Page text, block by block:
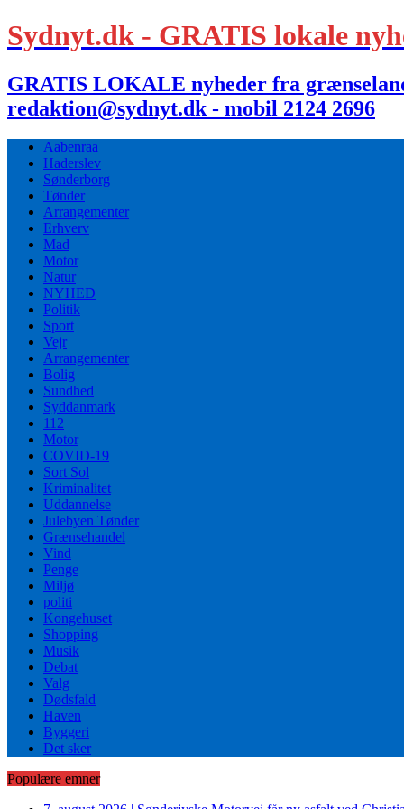
Sydnyt.dk - GRATIS lokale
GRATIS LOKALE nyheder fra
redaktion@sydnyt.dk - mobil 2124 2696
Aabenraa
Haderslev
Sønderborg
Tønder
Arrangementer
Erhverv
Mad
Motor
Natur
NYHED
Politik
Sport
Vejr
Arrangementer
Bolig
Sundhed
Syddanmark
112
Motor
COVID-19
Sort Sol
Kriminalitet
Uddannelse
Julebyen Tønder
Grænsehandel
Vind
Penge
Miljø
politi
Kongehuset
Shopping
Musik
Debat
Valg
Dødsfald
Haven
Byggeri
Det sker
Populære emner